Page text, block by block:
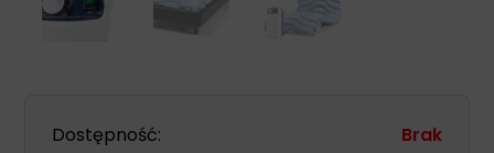
Dostępność: Brak